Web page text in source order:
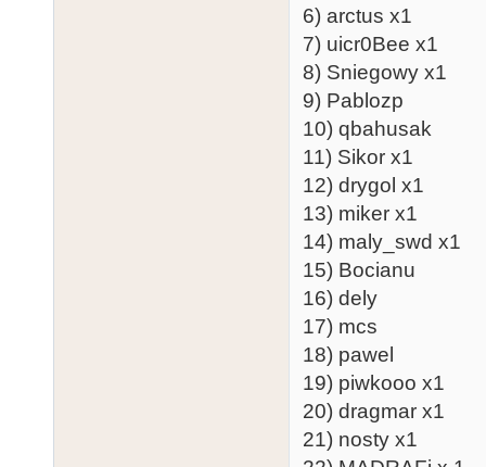
6) arctus x1
7) uicr0Bee x1
8) Sniegowy x1
9) Pablozp
10) qbahusak
11) Sikor x1
12) drygol x1
13) miker x1
14) maly_swd x1
15) Bocianu
16) dely
17) mcs
18) pawel
19) piwkooo x1
20) dragmar x1
21) nosty x1